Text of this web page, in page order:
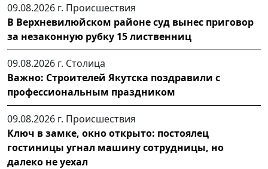
09.08.2026 г. Происшествия
В Верхневилюйском районе суд вынес приговор
за незаконную рубку 15 лиственниц
09.08.2026 г. Столица
Важно: Строителей Якутска поздравили с
профессиональным праздником
09.08.2026 г. Происшествия
Ключ в замке, окно открыто: постоялец
гостиницы угнал машину сотрудницы, но
далеко не уехал